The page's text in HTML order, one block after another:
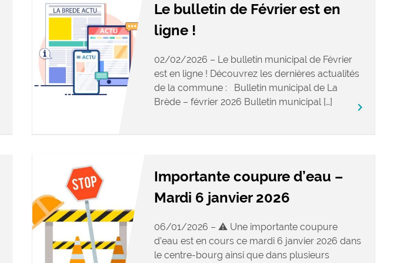
Le bulletin de Février est en
ligne !
02/02/2026 – Le bulletin municipal de Février
est en ligne ! Découvrez les dernières actualités
de la commune : Bulletin municipal de La
Brède – février 2026 Bulletin municipal […]
keyboard_arrow_right
Importante coupure d’eau –
Mardi 6 janvier 2026
06/01/2026 – ⚠️ Une importante coupure
d’eau est en cours ce mardi 6 janvier 2026 dans
le centre-bourg ainsi que dans plusieurs